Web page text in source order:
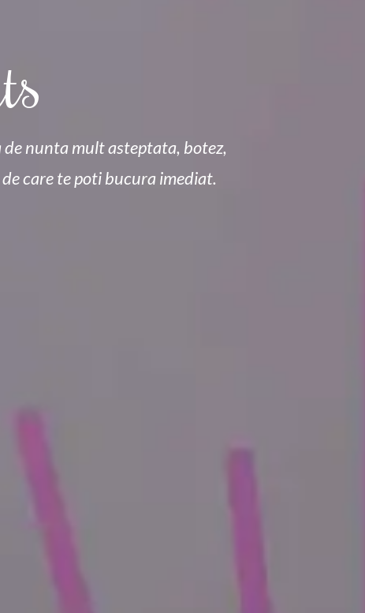
de nunta mult asteptata, botez,
care te poti bucura imediat.